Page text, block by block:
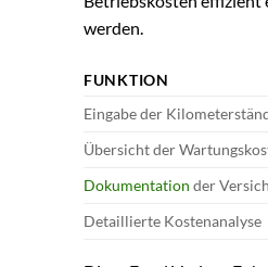
werden.
FUNKTION
Eingabe der
Übersicht der
Dokumentation der
Detaillierte Kostenanalyse